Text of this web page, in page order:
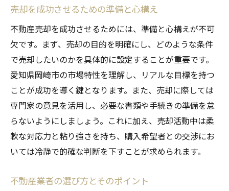
価格変動を予測するための方法
売却に向けた最適な時期の決定
タイミングを活かした売却戦略
岡崎市で不動産売却を成功させるための安心感
を得るステップ
安心感を得られる売却準備の進め方
信頼できる情報源の見つけ方
プロフェッショナルとの信頼関係の構築
売却後の安心感を得るためのフォローアッ
不安を解消するためのコミュニケーション
売却を成功させるための準備と心構え
不動産売却を成功させるためには、準備と心構えが不可
欠です。まず、売却の目的を明確にし、どのような条件
で売却したいのかを具体的に設定することが重要です。
愛知県岡崎市の市場特性を理解し、リアルな目標を持つ
ことが成功を導く鍵となります。また、売却に際しては
専門家の意見を活用し、必要な書類や手続きの準備を怠
らないようにしましょう。これに加え、売却活動中は柔
軟な対応力と粘り強さを持ち、購入希望者との交渉にお
いては冷静で的確な判断を下すことが求められます。
不動産業者の選び方とそのポイント